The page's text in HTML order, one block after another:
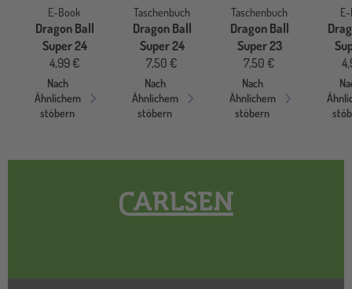
E-Book
Dragon Ball
Super 24
4,99 €
Nach
Ähnlichem
stöbern
Taschenbuch
Dragon Ball
Super 24
7,50 €
Nach
Ähnlichem
stöbern
Taschenbuch
Dragon Ball
Super 23
7,50 €
Nach
Ähnlichem
stöbern